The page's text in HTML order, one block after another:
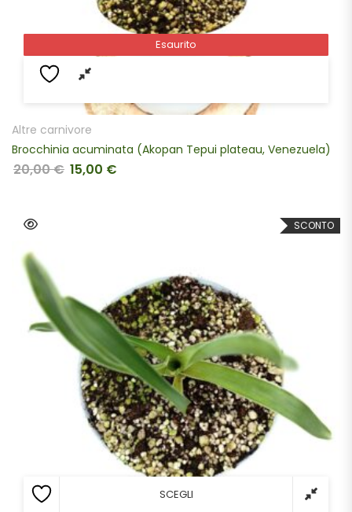
Esaurito
Esaurito
Altre carnivore
Brocchinia acuminata (Akopan Tepui plateau, Venezuela)
20,00€ Il prezzo originale era: 20,00 €.
15,00 €
SCONTO
SCEGLI